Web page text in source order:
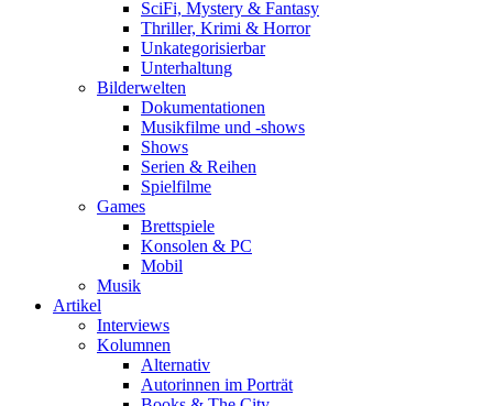
SciFi, Mystery & Fantasy
Thriller, Krimi & Horror
Unkategorisierbar
Unterhaltung
Bilderwelten
Dokumentationen
Musikfilme und -shows
Shows
Serien & Reihen
Spielfilme
Games
Brettspiele
Konsolen & PC
Mobil
Musik
Artikel
Interviews
Kolumnen
Alternativ
Autorinnen im Porträt